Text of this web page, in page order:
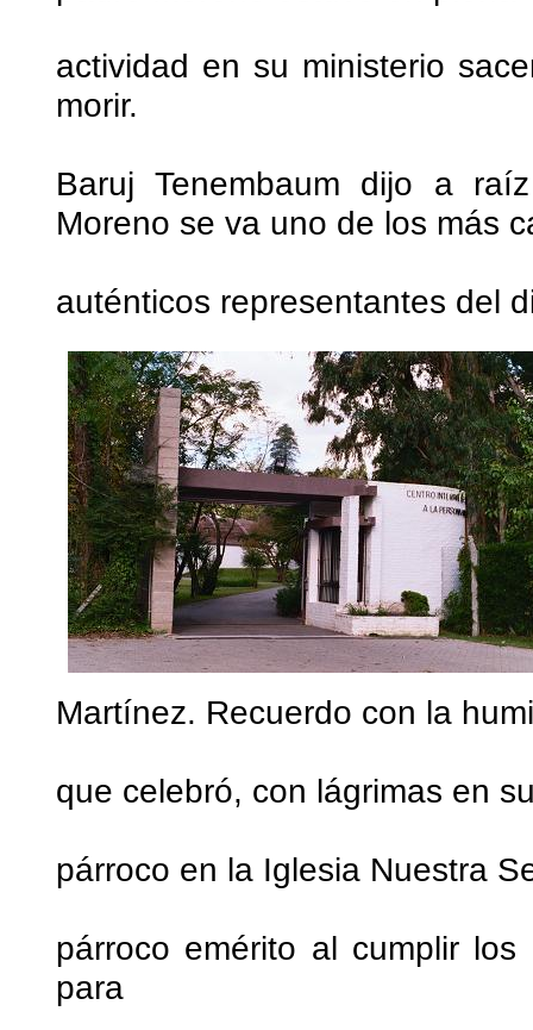
actividad en su ministerio
morir.
Baruj Tenembaum dijo a
Moreno se va uno de los más
auténticos representantes del
Martínez. Recuerdo con la
que celebró, con lágrimas en
párroco en la Iglesia Nuestra
párroco emérito al cumplir
para